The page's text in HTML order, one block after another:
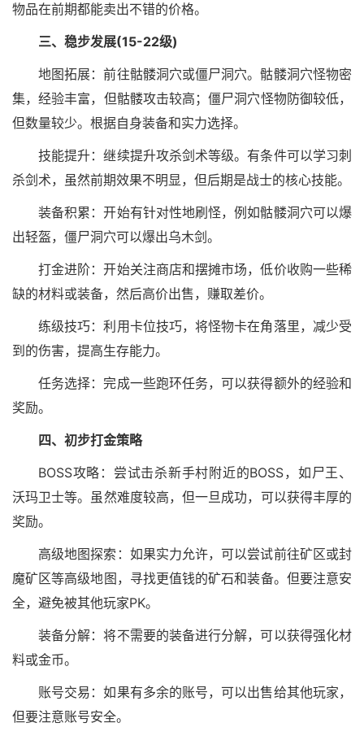
物品在前期都能卖出不错的价格。
三、稳步发展(15-22级)
地图拓展：前往骷髅洞穴或僵尸洞穴。骷髅洞穴怪物密
集，经验丰富，但骷髅攻击较高；僵尸洞穴怪物防御较低，
但数量较少。根据自身装备和实力选择。
技能提升：继续提升攻杀剑术等级。有条件可以学习刺
杀剑术，虽然前期效果不明显，但后期是战士的核心技能。
装备积累：开始有针对性地刷怪，例如骷髅洞穴可以爆
出轻盔，僵尸洞穴可以爆出乌木剑。
打金进阶：开始关注商店和摆摊市场，低价收购一些稀
缺的材料或装备，然后高价出售，赚取差价。
练级技巧：利用卡位技巧，将怪物卡在角落里，减少受
到的伤害，提高生存能力。
任务选择：完成一些跑环任务，可以获得额外的经验和
奖励。
四、初步打金策略
BOSS攻略：尝试击杀新手村附近的BOSS，如尸王、
沃玛卫士等。虽然难度较高，但一旦成功，可以获得丰厚的
奖励。
高级地图探索：如果实力允许，可以尝试前往矿区或封
魔矿区等高级地图，寻找更值钱的矿石和装备。但要注意安
全，避免被其他玩家PK。
装备分解：将不需要的装备进行分解，可以获得强化材
料或金币。
账号交易：如果有多余的账号，可以出售给其他玩家，
但要注意账号安全。